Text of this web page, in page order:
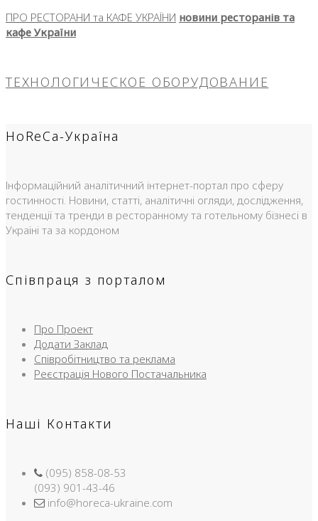
ПРО РЕСТОРАНИ та КАФЕ УКРАЇНИ новини ресторанів та
кафе України
ТЕХНОЛОГИЧЕСКОЕ ОБОРУДОВАНИЕ
HoReCa-Україна
Інформаційний аналітичний інтернет-портал про сферу
гостинності. Новини, статті, аналітичні огляди, дослідження,
тенденції та тренди в ресторанному та готельному бізнесі в
Україні та за кордоном
Співпраця з порталом
Про Проект
Додати Заклад
Співробітництво та реклама
Реєстрація Нового Постачальника
Наші Контакти
(095) 858-08-53
(093) 901-43-46
info@horeca-ukraine.com